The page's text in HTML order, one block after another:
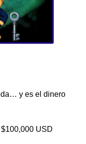
y es el dinero
USD